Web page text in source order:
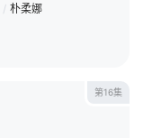
/ 朴柔娜
第16集